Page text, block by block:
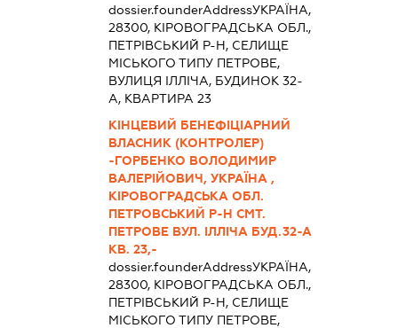
dossier.founderAddressУКРАЇНА,
28300, КІРОВОГРАДСЬКА ОБЛ.,
ПЕТРІВСЬКИЙ Р-Н, СЕЛИЩЕ
МІСЬКОГО ТИПУ ПЕТРОВЕ,
ВУЛИЦЯ ІЛЛІЧА, БУДИНОК 32-
А, КВАРТИРА 23
КІНЦЕВИЙ БЕНЕФІЦІАРНИЙ
ВЛАСНИК (КОНТРОЛЕР)
-ГОРБЕНКО ВОЛОДИМИР
ВАЛЕРІЙОВИЧ, УКРАЇНА ,
КІРОВОГРАДСЬКА ОБЛ.
ПЕТРОВСЬКИЙ Р-Н СМТ.
ПЕТРОВЕ ВУЛ. ІЛЛІЧА БУД.32-А
КВ. 23,-
dossier.founderAddressУКРАЇНА,
28300, КІРОВОГРАДСЬКА ОБЛ.,
ПЕТРІВСЬКИЙ Р-Н, СЕЛИЩЕ
МІСЬКОГО ТИПУ ПЕТРОВЕ,